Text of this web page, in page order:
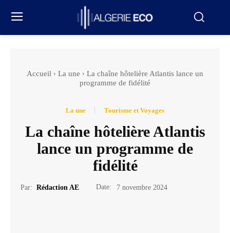
Accueil La une
La chaîne hôtelière Atlantis lance un
programme de fidélité
La une Tourisme et Voyages
La chaîne hôtelière Atlantis
lance un programme de
fidélité
Par: Rédaction AE Date: 7 novembre 2024